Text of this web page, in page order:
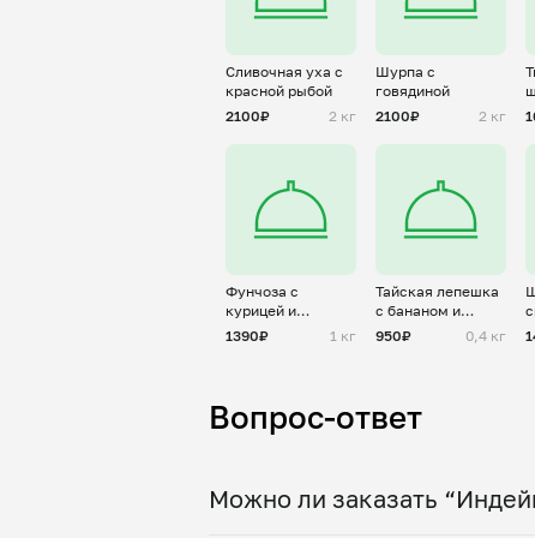
Сливочная уха с
красной рыбой
2100₽
2 кг
Шурпа с
говядиной
2100₽
2 кг
Фунчоза с
курицей и
овощами под
1390₽ 1 кг
Тайская лепешка
с бананом и
сгущенкой
950₽ 0,4 кг
Вопрос-ответ
Можно ли заказать